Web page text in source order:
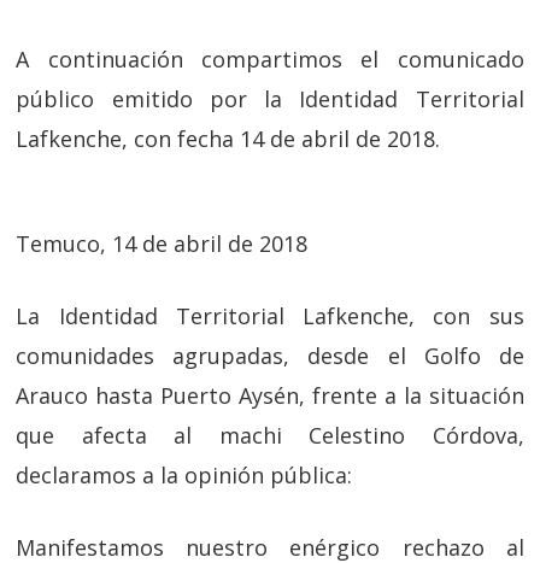
A continuación compartimos el comunicado
público emitido por la Identidad Territorial
Lafkenche, con fecha 14 de abril de 2018.
Temuco, 14 de abril de 2018
La Identidad Territorial Lafkenche, con sus
comunidades agrupadas, desde el Golfo de
Arauco hasta Puerto Aysén, frente a la situación
que afecta al machi Celestino Córdova,
declaramos a la opinión pública:
Manifestamos nuestro enérgico rechazo al